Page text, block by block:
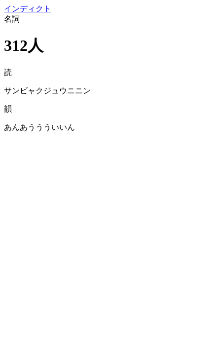
インディクト
名詞
312人
読
サンビャクジュウニニン
韻
あんあううういいん